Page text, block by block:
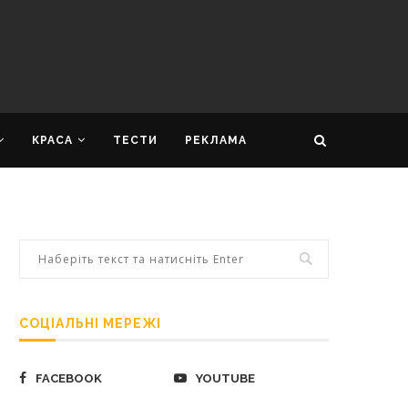
КРАСА ТЕСТИ РЕКЛАМА
СОЦІАЛЬНІ МЕРЕЖІ
FACEBOOK YOUTUBE